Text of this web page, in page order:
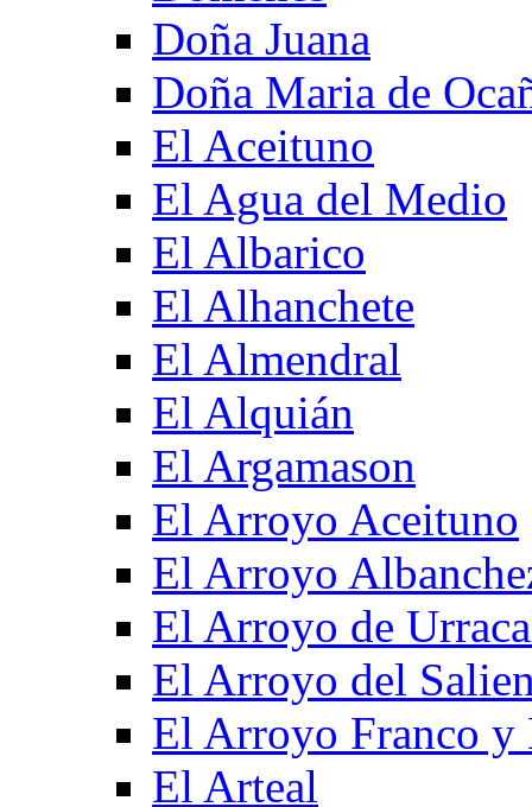
Doña Juana
Doña Maria de
El Aceituno
El Agua del Medio
El Albarico
El Alhanchete
El Almendral
El Alquián
El Argamason
El Arroyo Aceituno
El Arroyo
El Arroyo de
El Arroyo del
El Arroyo Franco y
El Arteal